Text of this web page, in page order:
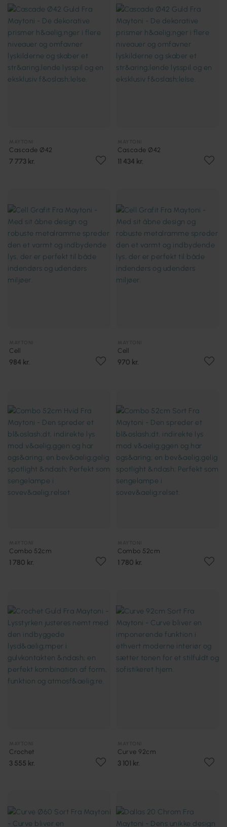
Cascade Ø42
7 773 kr.
Cascade Ø42
11 434 kr.
Cell
984 kr.
Cell
970 kr.
Combo 52cm
1 780 kr.
Combo 52cm
1 780 kr.
Crochet
3 555 kr.
Curve 92cm
3 101 kr.